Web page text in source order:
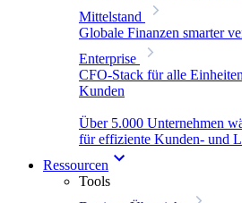
Mittelstand
Globale Finanzen smarter
Enterprise
CFO-Stack für alle
Kunden
Über 5.000 Unternehmen
für effiziente Kunden- und
Ressourcen
Tools